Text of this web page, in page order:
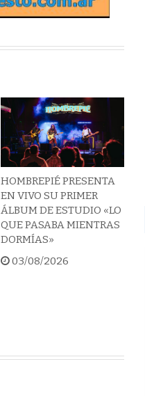
HOMBREPIÉ PRESENTA
EN VIVO SU PRIMER
ÁLBUM DE ESTUDIO «LO
QUE PASABA MIENTRAS
DORMÍAS»
03/08/2026